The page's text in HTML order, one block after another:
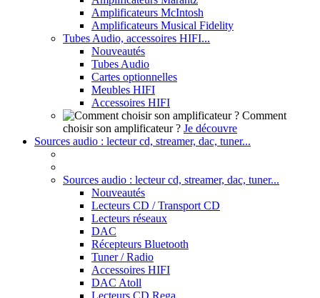
Amplificateurs McIntosh
Amplificateurs Musical Fidelity
Tubes Audio, accessoires HIFI...
Nouveautés
Tubes Audio
Cartes optionnelles
Meubles HIFI
Accessoires HIFI
Comment
choisir son amplificateur ? Je découvre
Sources audio : lecteur cd, streamer, dac, tuner...
Sources audio : lecteur cd, streamer, dac, tuner...
Nouveautés
Lecteurs CD / Transport CD
Lecteurs réseaux
DAC
Récepteurs Bluetooth
Tuner / Radio
Accessoires HIFI
DAC Atoll
Lecteurs CD Rega